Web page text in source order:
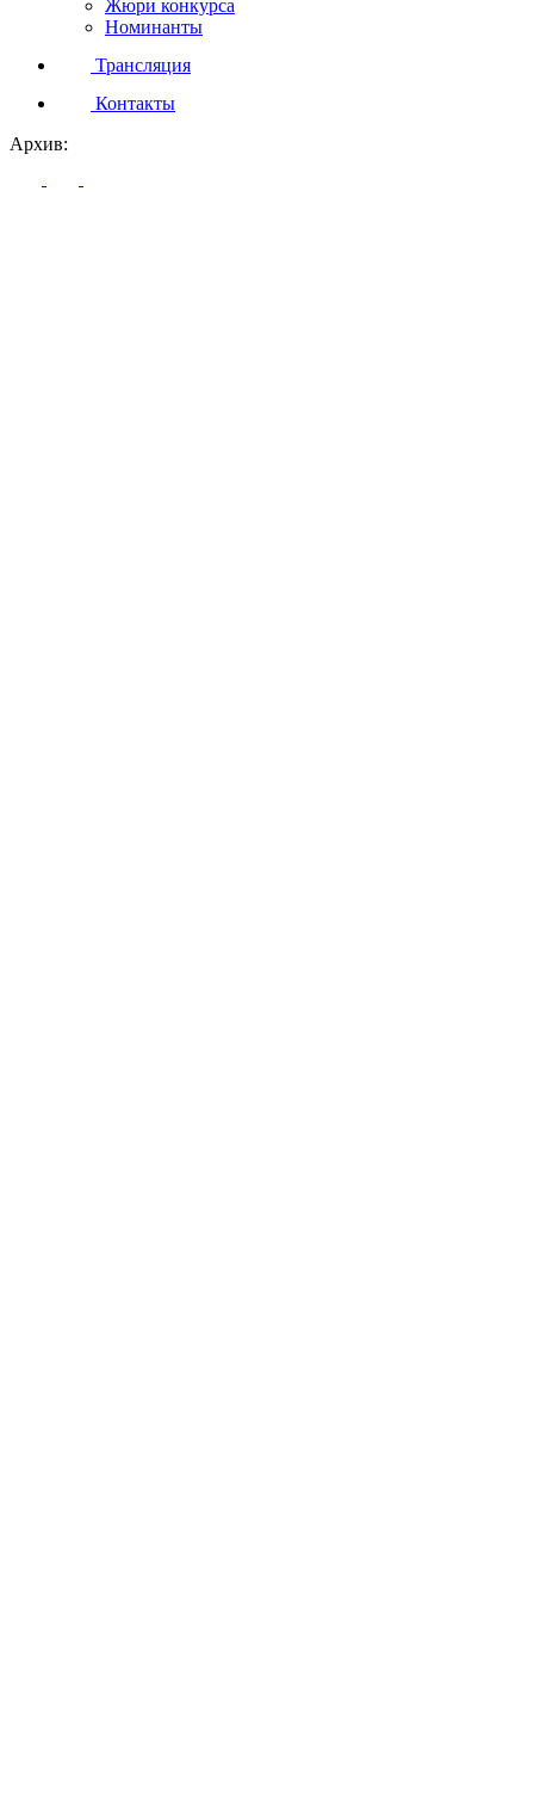
Жюри конкурса
Номинанты
Трансляция
Контакты
Архив: